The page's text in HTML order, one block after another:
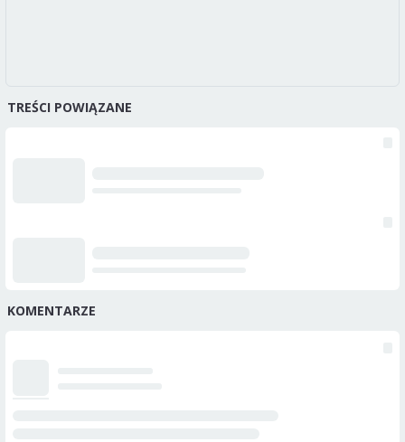
TREŚCI POWIĄZANE
KOMENTARZE